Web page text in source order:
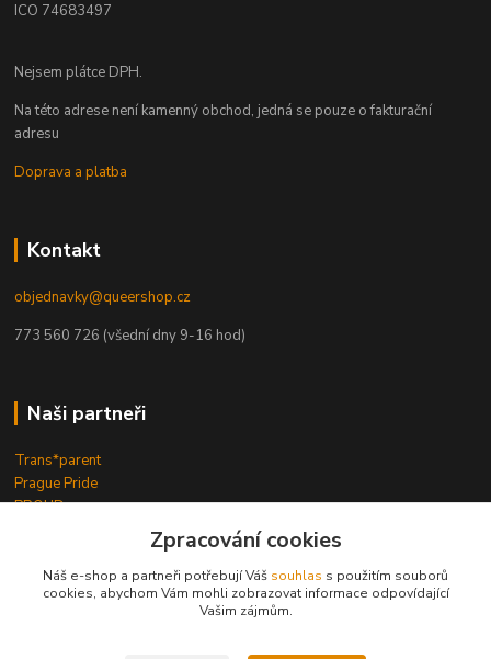
ICO 74683497
Nejsem plátce DPH.
Na této adrese není kamenný obchod, jedná se pouze o fakturační
adresu
Doprava a platba
Kontakt
objednavky@queershop.cz
773 560 726 (všední dny 9-16 hod)
Naši partneři
Trans*parent
Prague Pride
PROUD
Stud Brno
Mezipatra
Zpracování cookies
Náš e-shop a partneři potřebují Váš souhlas s použitím souborů
cookies, abychom Vám mohli zobrazovat informace odpovídající
Vašim zájmům.